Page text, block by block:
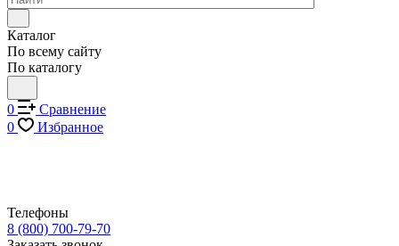
Каталог
По всему сайту
По каталогу
0
Сравнение
0
Избранное
Телефоны
8 (800) 700-79-70